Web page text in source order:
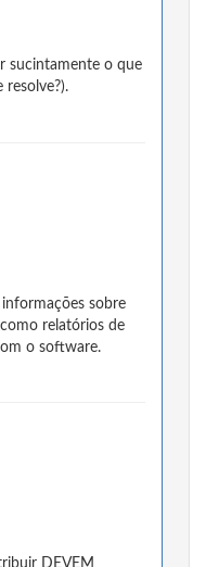
sucintamente o que
sobre
relatórios de
o software.